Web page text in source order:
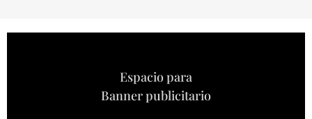
Espacio para
Banner publicitario